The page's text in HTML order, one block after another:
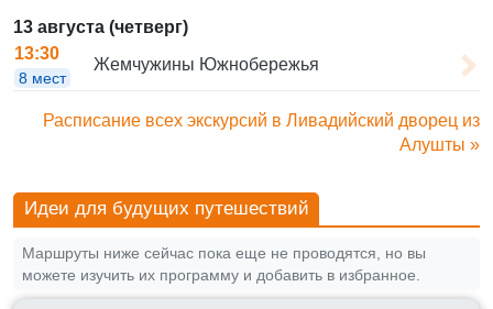
13 августа (четверг)
13:30
8 мест
Жемчужины Южнобережья
Расписание всех экскурсий в Ливадийский дворец из
Алушты »
Идеи для будущих путешествий
Маршруты ниже сейчас пока еще не проводятся, но вы
можете изучить их программу и добавить в избранное.